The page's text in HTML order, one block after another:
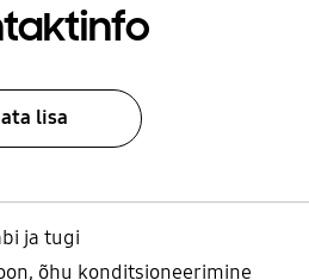
lisa
ja tugi
õhu konditsioneerimine